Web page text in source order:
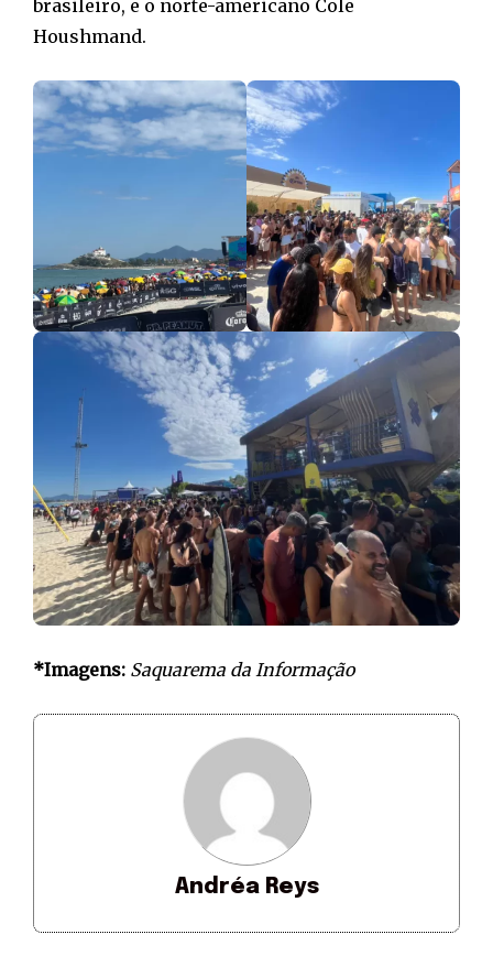
brasileiro, e o norte-americano Cole
Houshmand.
*Imagens: Saquarema da Informação
Andréa Reys